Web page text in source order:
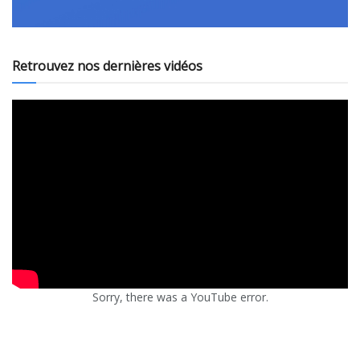
Retrouvez nos dernières vidéos
Sorry, there was a YouTube error.